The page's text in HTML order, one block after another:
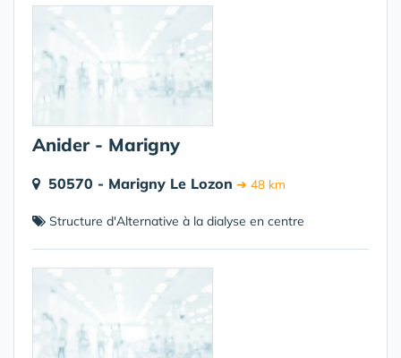
Anider - Marigny
50570 - Marigny Le Lozon ➔ 48 km
Structure d'Alternative à la dialyse en centre